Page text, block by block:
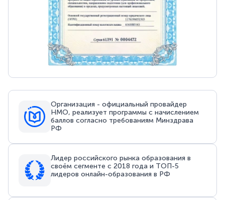
Организация - официальный провайдер
НМО, реализует программы с начислением
баллов согласно требованиям Минздрава
РФ
Лидер российского рынка образования в
своём сегменте с 2018 года и ТОП-5
лидеров онлайн-образования в РФ